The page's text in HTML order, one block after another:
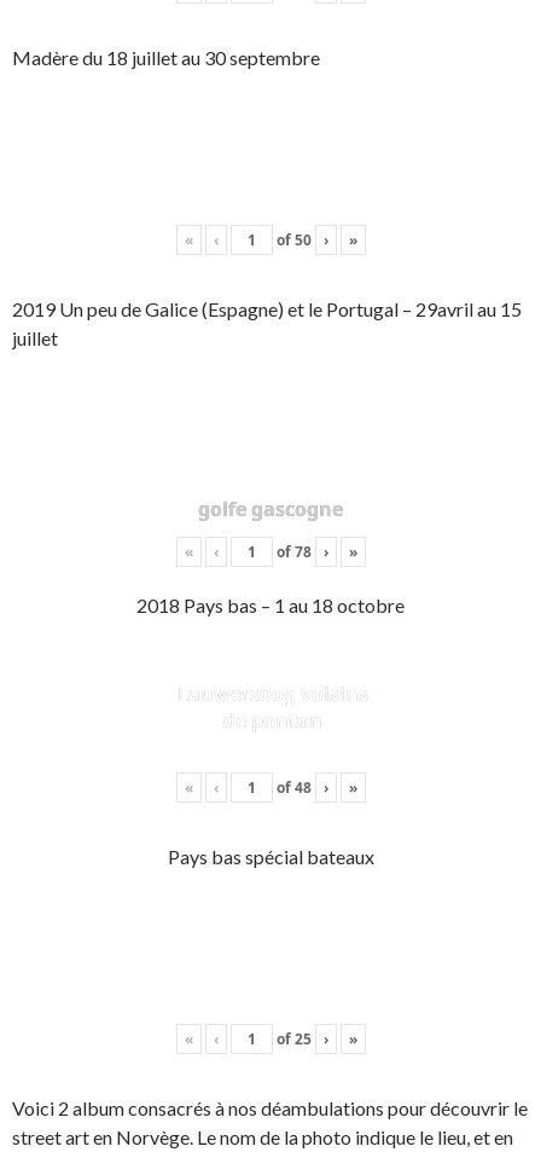
Madère du 18 juillet au 30 septembre
« ‹ of50 › »
2019 Un peu de Galice (Espagne) et le Portugal – 29avril au 15
juillet
golfe gascogne
« ‹ of78 › »
2018 Pays bas – 1 au 18 octobre
Lauwersoog voisins
de ponton
« ‹ of48 › »
Pays bas spécial bateaux
« ‹ of25 › »
Voici 2 album consacrés à nos déambulations pour découvrir le
street art en Norvège. Le nom de la photo indique le lieu, et en